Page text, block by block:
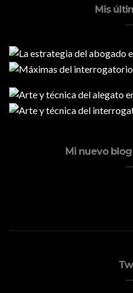
Mis
Mi nuevo